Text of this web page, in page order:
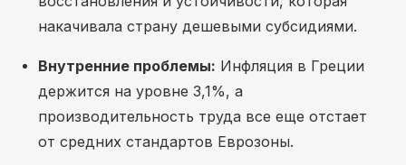
накачивала страну дешевыми субсидиями.
Внутренние проблемы: Инфляция в Греции
держится на уровне 3,1%, а
производительность труда все еще отстает
от средних стандартов Еврозоны.